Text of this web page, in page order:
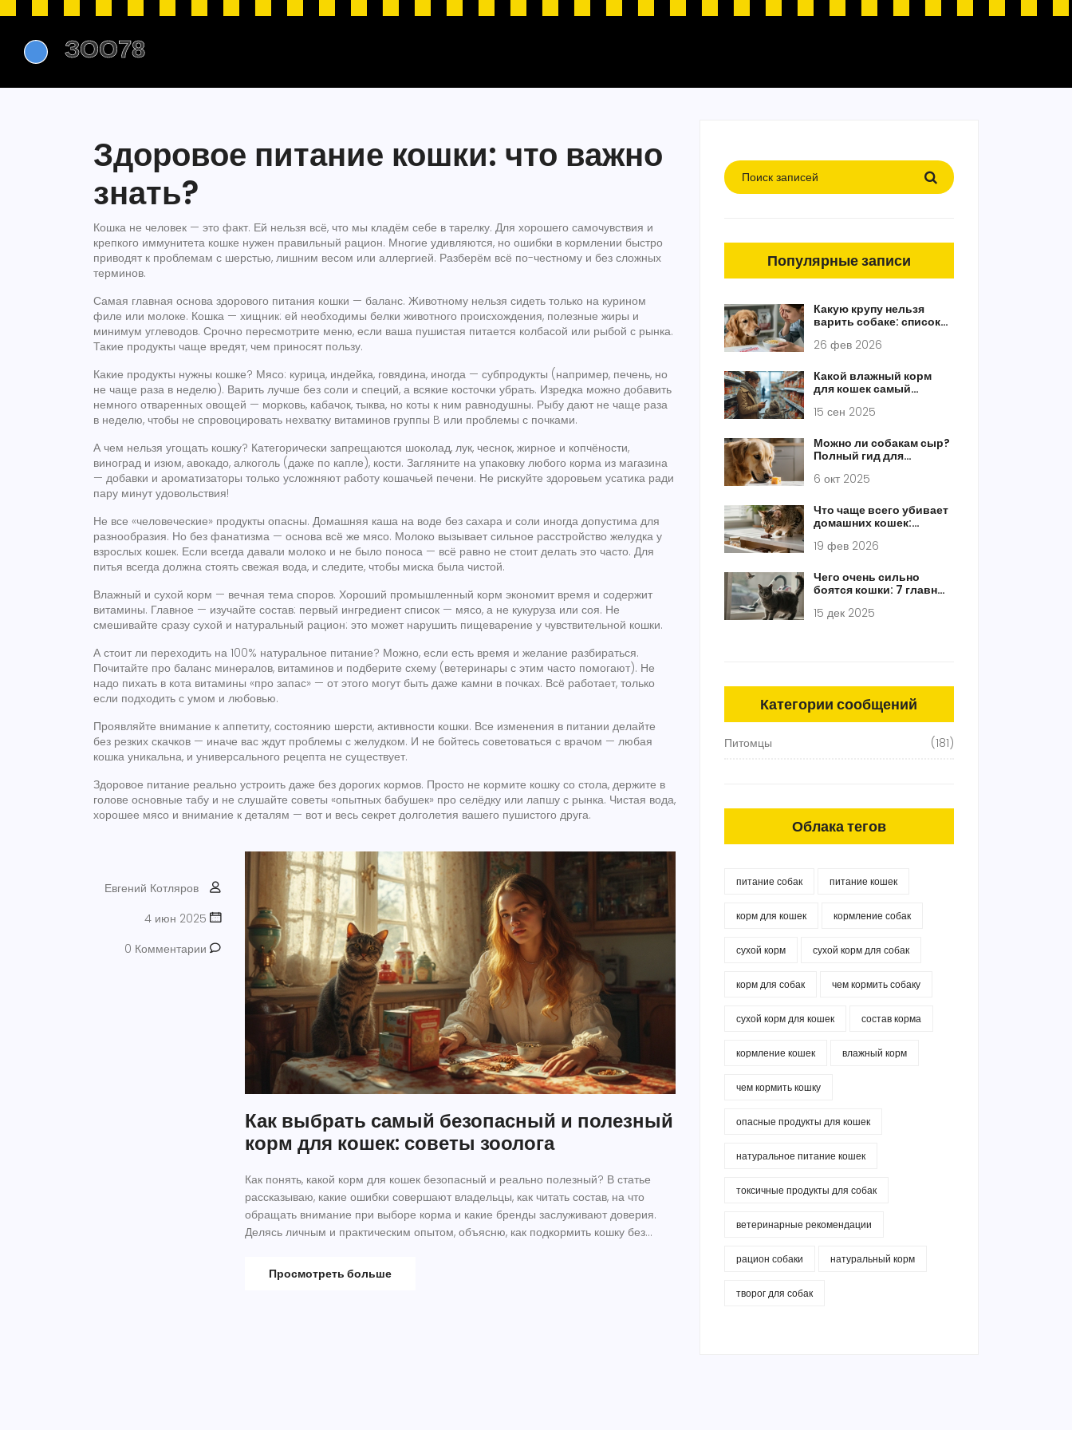
Здоровое питание кошки: что важно
знать?
Кошка не человек — это факт. Ей нельзя всё, что мы кладём себе в тарелку. Для хорошего самочувствия и
крепкого иммунитета кошке нужен правильный рацион. Многие удивляются, но ошибки в кормлении быстро
приводят к проблемам с шерстью, лишним весом или аллергией. Разберём всё по-честному и без сложных
терминов.
Самая главная основа здорового питания кошки — баланс. Животному нельзя сидеть только на курином
филе или молоке. Кошка — хищник: ей необходимы белки животного происхождения, полезные жиры и
минимум углеводов. Срочно пересмотрите меню, если ваша пушистая питается колбасой или рыбой с рынка.
Такие продукты чаще вредят, чем приносят пользу.
Какие продукты нужны кошке? Мясо: курица, индейка, говядина, иногда — субпродукты (например, печень, но
не чаще раза в неделю). Варить лучше без соли и специй, а всякие косточки убрать. Изредка можно добавить
немного отваренных овощей — морковь, кабачок, тыква, но коты к ним равнодушны. Рыбу дают не чаще раза
в неделю, чтобы не спровоцировать нехватку витаминов группы B или проблемы с почками.
А чем нельзя угощать кошку? Категорически запрещаются шоколад, лук, чеснок, жирное и копчёности,
виноград и изюм, авокадо, алкоголь (даже по капле), кости. Загляните на упаковку любого корма из магазина
— добавки и ароматизаторы только усложняют работу кошачьей печени. Не рискуйте здоровьем усатика ради
пару минут удовольствия!
Не все «человеческие» продукты опасны. Домашняя каша на воде без сахара и соли иногда допустима для
разнообразия. Но без фанатизма — основа всё же мясо. Молоко вызывает сильное расстройство желудка у
взрослых кошек. Если всегда давали молоко и не было поноса — всё равно не стоит делать это часто. Для
питья всегда должна стоять свежая вода, и следите, чтобы миска была чистой.
Влажный и сухой корм — вечная тема споров. Хороший промышленный корм экономит время и содержит
витамины. Главное — изучайте состав: первый ингредиент список — мясо, а не кукуруза или соя. Не
смешивайте сразу сухой и натуральный рацион: это может нарушить пищеварение у чувствительной кошки.
А стоит ли переходить на 100% натуральное питание? Можно, если есть время и желание разбираться.
Почитайте про баланс минералов, витаминов и подберите схему (ветеринары с этим часто помогают). Не
надо пихать в кота витамины «про запас» — от этого могут быть даже камни в почках. Всё работает, только
если подходить с умом и любовью.
Проявляйте внимание к аппетиту, состоянию шерсти, активности кошки. Все изменения в питании делайте
без резких скачков — иначе вас ждут проблемы с желудком. И не бойтесь советоваться с врачом — любая
кошка уникальна, и универсального рецепта не существует.
Здоровое питание реально устроить даже без дорогих кормов. Просто не кормите кошку со стола, держите в
голове основные табу и не слушайте советы «опытных бабушек» про селёдку или лапшу с рынка. Чистая вода,
хорошее мясо и внимание к деталям — вот и весь секрет долголетия вашего пушистого друга.
Евгений Котляров
4 июн 2025
0 Комментарии
Как выбрать самый безопасный и полезный
корм для кошек: советы зоолога
Как понять, какой корм для кошек безопасный и реально полезный? В статье
рассказываю, какие ошибки совершают владельцы, как читать состав, на что
обращать внимание при выборе корма и какие бренды заслуживают доверия.
Делясь личным и практическим опытом, объясню, как подкормить кошку без
Просмотреть больше
Популярные записи
Какую крупу нельзя
варить собаке: список
вместо них давать
26 фев 2026
Какой влажный корм
для кошек самый
выбора 2025
15 сен 2025
Можно ли собакам сыр?
Полный гид для
6 окт 2025
Что чаще всего убивает
домашних кошек:
которых владельцы не
19 фев 2026
Чего очень сильно
боятся кошки: 7 главных
убить вашу кошку
15 дек 2025
Категории сообщений
Питомцы (181)
Облака тегов
питание собак питание кошек
корм для кошек кормление собак
сухой корм сухой корм для собак
корм для собак чем кормить собаку
сухой корм для кошек состав корма
кормление кошек влажный корм
чем кормить кошку
опасные продукты для кошек
натуральное питание кошек
токсичные продукты для собак
ветеринарные рекомендации
рацион собаки натуральный корм
творог для собак